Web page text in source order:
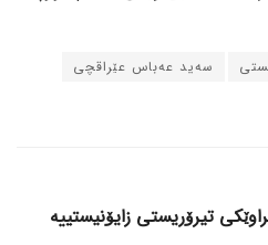
سەید عەباس عێراقچی
تیرۆریستی زایۆنیستییە